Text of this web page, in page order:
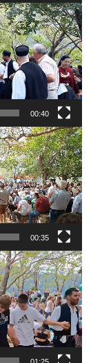
00:40
00:35